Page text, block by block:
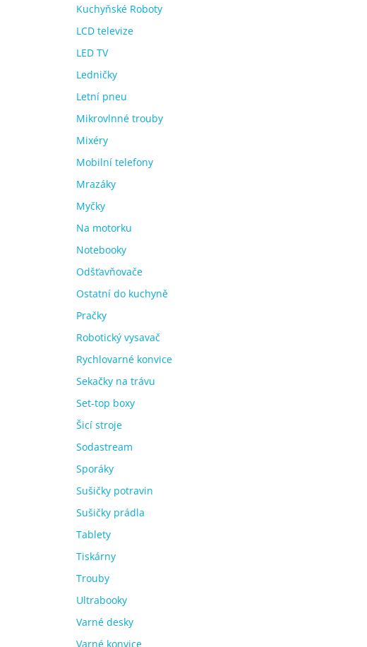
Kuchyňské Roboty
LCD televize
LED TV
Ledničky
Letní pneu
Mikrovlnné trouby
Mixéry
Mobilní telefony
Mrazáky
Myčky
Na motorku
Notebooky
Odšťavňovače
Ostatní do kuchyně
Pračky
Robotický vysavač
Rychlovarné konvice
Sekačky na trávu
Set-top boxy
Šicí stroje
Sodastream
Sporáky
Sušičky potravin
Sušičky prádla
Tablety
Tiskárny
Trouby
Ultrabooky
Varné desky
Varné konvice